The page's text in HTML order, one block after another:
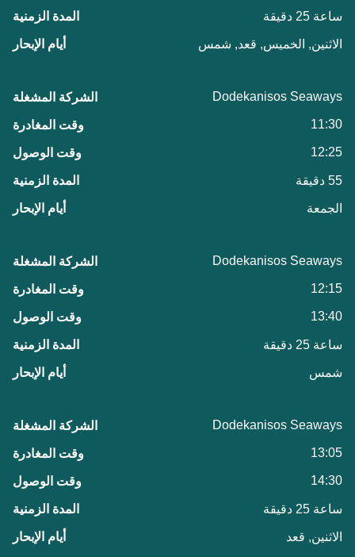
ساعة 25 دقيقة
الاثنين, الخميس, قعد, شمس
Dodekanisos Seaways
11:30
12:25
55 دقيقة
الجمعة
Dodekanisos Seaways
12:15
13:40
ساعة 25 دقيقة
شمس
Dodekanisos Seaways
13:05
14:30
ساعة 25 دقيقة
الاثنين, قعد